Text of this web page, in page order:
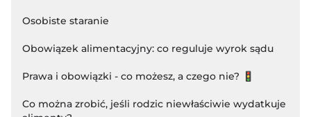
Osobiste staranie
Obowiązek alimentacyjny: co reguluje wyrok sądu
Prawa i obowiązki - co możesz, a czego nie? 🚦
Co można zrobić, jeśli rodzic niewłaściwie wydatkuje